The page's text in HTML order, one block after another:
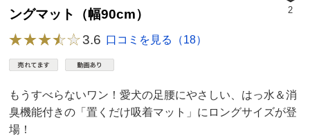
ングマット（幅90cm）
2
3.6 口コミを見る（18）
もうすべらないワン！愛犬の足腰にやさしい、はっ水＆消
臭機能付きの「置くだけ吸着マット」にロングサイズが登
場！